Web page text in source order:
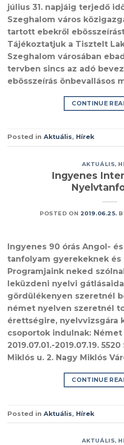
július 31. napjáig terjedő
Szeghalom város
tartott ebekről
Tájékoztatjuk a Tisztelt
Szeghalom városában
tervben sincs az adó
ebösszeírás önbevallásos
CONTINUE
Posted in Aktuális, Hírek
AKTUÁLIS,
Ingyenes
POSTED ON 2019.06.25.
Ingyenes 90 órás Angol-
tanfolyam gyerekeknek és
Programjaink neked
leküzdeni nyelvi
gördülékenyen szeretnél
német nyelven szeretnél
érettségire, nyelvvizsgára
csoportok indulnak: Német
2019.07.01.-2019.07.19.
Miklós u. 2. Nagy Miklós
CONTINUE
Posted in Aktuális, Hírek
AKTUÁLIS,